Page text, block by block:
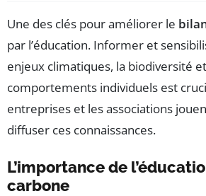
Une des clés pour améliorer le
par l’éducation. Informer et
enjeux climatiques, la biodiversité
comportements individuels est
entreprises et les associations
diffuser ces connaissances.
L’importance de
carbone